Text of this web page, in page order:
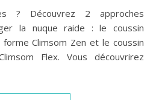
la nuque raide : le coussin
Climsom Zen et le coussin
Flex. Vous découvrirez